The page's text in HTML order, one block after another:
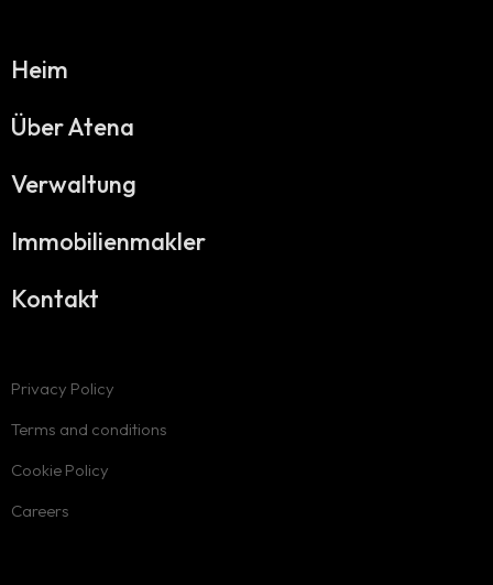
Heim
Über Atena
Verwaltung
Immobilienmakler
Kontakt
Privacy Policy
Terms and conditions
Cookie Policy
Careers